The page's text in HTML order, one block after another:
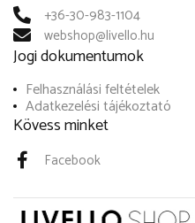
+36-30-983-1104
webshop@livello.hu
Jogi dokumentumok
Felhasználási feltételek
Adatkezelési tájékoztató
Kövess minket
Facebook